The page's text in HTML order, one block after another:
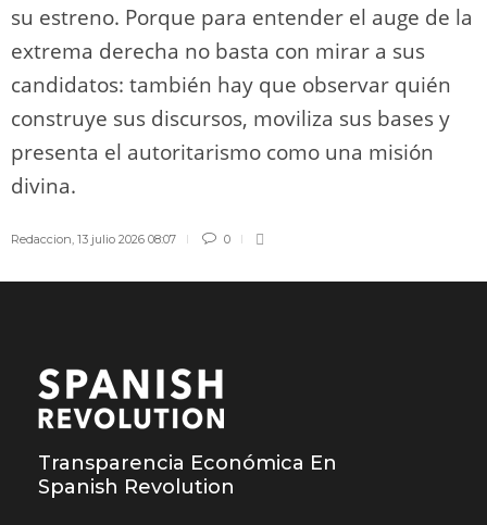
su estreno. Porque para entender el auge de la
extrema derecha no basta con mirar a sus
candidatos: también hay que observar quién
construye sus discursos, moviliza sus bases y
presenta el autoritarismo como una misión
divina.
Redaccion 13 julio 2026 08:07 0
Transparencia Económica En
Spanish Revolution